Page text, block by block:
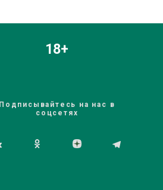
18+
Подписывайтесь на нас в
соцсетях